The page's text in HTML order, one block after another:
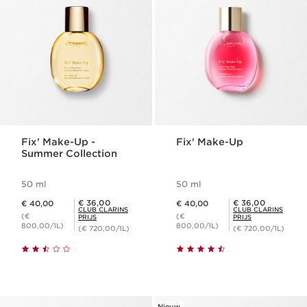
Fix' Make-Up -
Summer Collection
50 ml
€ 40,00
(€
800,00/1L)
Club Clarins Prijs € 36,00
€ 36,00
CLUB CLARINS
PRIJS
(€ 720,00/1L)
Fix' Make-Up
50 ml
€ 40,00
(€
800,00/1L)
Club Clarins Prijs € 36,00
€ 36,00
CLUB CLARINS
PRIJS
(€ 720,00/1L)